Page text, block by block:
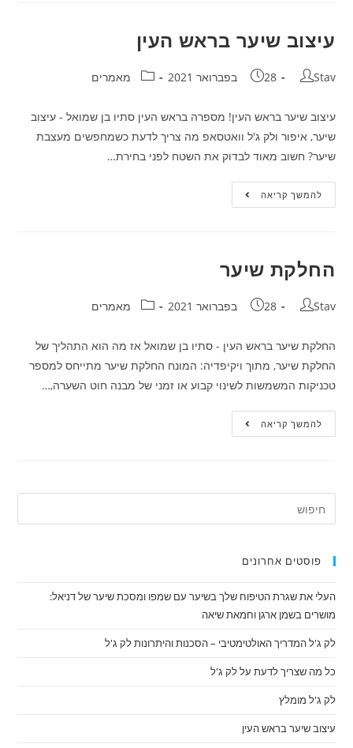
עיצוב שיער בראש העין
מחבר:
Stav פורסם:
28 בפברואר 2021 קטגוריה:מאמרים
עיצוב שיער בראש העין! מספרה בראש העין סתיו בן שמואל - עיצוב
שיער, איפור ולק ג'ל וואטסאפ מה צריך לדעת כשמחפשים מעצבת
שיער? חשוב מאוד לבדוק את השטח לפני בחירת…
להמשך קריאהעיצוב
שיער
החלקת שיער
מחבר:
Stav פורסם:
28 בפברואר 2021 קטגוריה:מאמרים
החלקת שיער בראש העין - סתיו בן שמואל אז מה הוא התהליך של
החלקת שיער, מתוך ויקיפדיה: המונח החלקת שיער מתייחס למספר
טכניקות המשמשות לשינוי קבוע או זמני של מבנה חוט השערה,…
להמשך קריאההחלקת
שיער
פוסטים אחרונים
העלי את שגרת הטיפוח שלך בשיער עם שמפו ומסכת שיער של דניאל:
מושרים בשמן ארגן וחמאת שיאה
לק ג'ל המדריך האולטימטיבי – הסכנות והיתרונות לק ג'ל
כל מה שצריך לדעת על לק ג'ל
לק ג'ל מומלץ
עיצוב שיער בראש העין